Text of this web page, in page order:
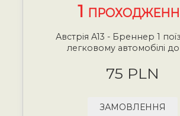
1
Австрія A13 - Бреннер 1
легковому автомобілі до
75 PLN
ЗАМОВЛЕННЯ